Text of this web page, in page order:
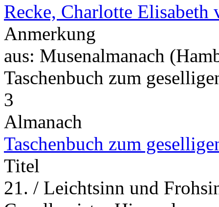
Recke, Charlotte Elisabeth
Anmerkung
aus: Musenalmanach
Taschenbuch zum
3
Almanach
Taschenbuch zum
Titel
21. / Leichtsinn und